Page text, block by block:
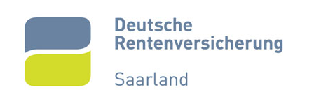
Suche
Mein Kundenportal